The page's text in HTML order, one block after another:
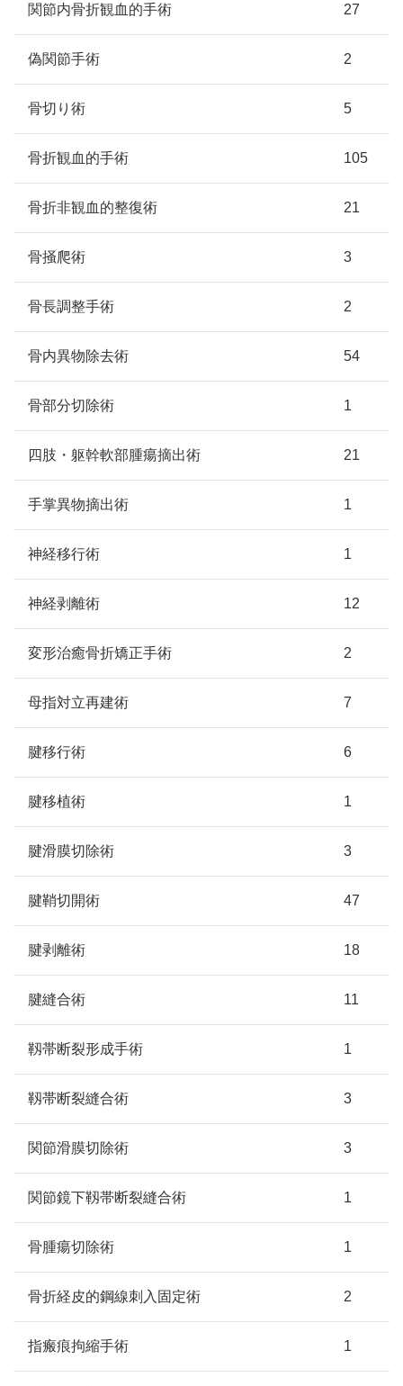
関節内骨折観血的手術 27
偽関節手術 2
骨切り術 5
骨折観血的手術 105
骨折非観血的整復術 21
骨掻爬術 3
骨長調整手術 2
骨内異物除去術 54
骨部分切除術 1
四肢・躯幹軟部腫瘍摘出術 21
手掌異物摘出術 1
神経移行術 1
神経剥離術 12
変形治癒骨折矯正手術 2
母指対立再建術 7
腱移行術 6
腱移植術 1
腱滑膜切除術 3
腱鞘切開術 47
腱剥離術 18
腱縫合術 11
靱帯断裂形成手術 1
靱帯断裂縫合術 3
関節滑膜切除術 3
関節鏡下靱帯断裂縫合術 1
骨腫瘍切除術 1
骨折経皮的鋼線刺入固定術 2
指瘢痕拘縮手術 1